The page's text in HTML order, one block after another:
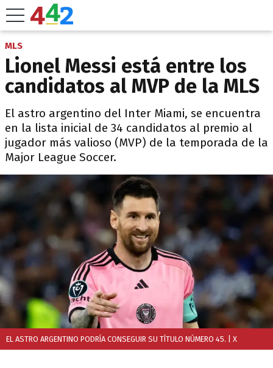
MLS
Lionel Messi está entre los
candidatos al MVP de la MLS
El astro argentino del Inter Miami, se encuentra
en la lista inicial de 34 candidatos al premio al
jugador más valioso (MVP) de la temporada de la
Major League Soccer.
EL ASTRO ARGENTINO PODRÍA CONSEGUIR SU TÍTULO NÚMERO 45. | X